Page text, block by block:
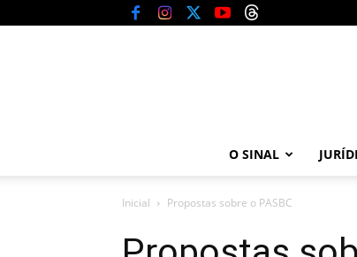
O SINAL
Inicial Propostas sobre o PASBC